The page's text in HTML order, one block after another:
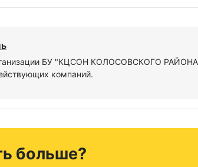
БУ "КЦСОН КОЛОСОВСКОГО
компаний.
больше?